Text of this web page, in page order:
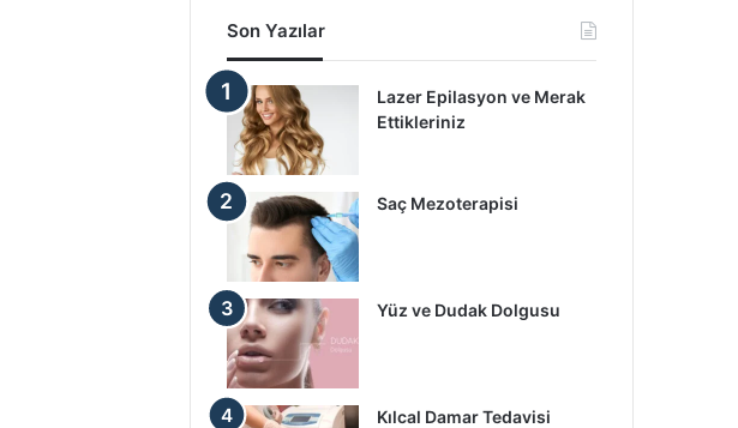
Son Yazılar
Lazer Epilasyon ve Merak
Ettikleriniz
Saç Mezoterapisi
Yüz ve Dudak Dolgusu
Kılcal Damar Tedavisi